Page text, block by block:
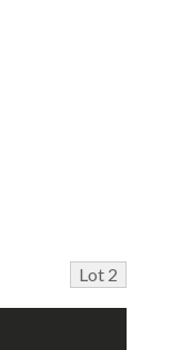
Lot 2